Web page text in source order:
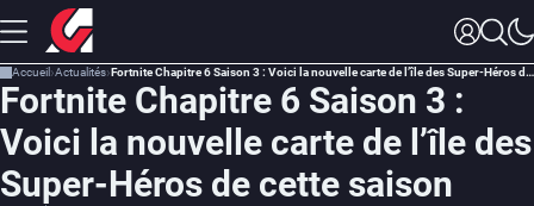
Accueil Actualités Fortnite Chapitre 6 Saison 3 : Voici la nouvelle carte de l’île des Super-Héros de cette saison
Fortnite Chapitre 6 Saison 3 :
Voici la nouvelle carte de l’île des
Super-Héros de cette saison